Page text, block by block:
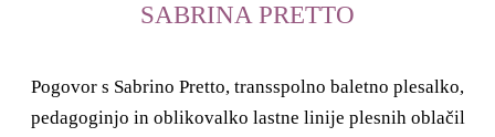
SABRINA PRETTO
Pogovor s Sabrino Pretto, transspolno baletno plesalko,
pedagoginjo in oblikovalko lastne linije plesnih oblačil